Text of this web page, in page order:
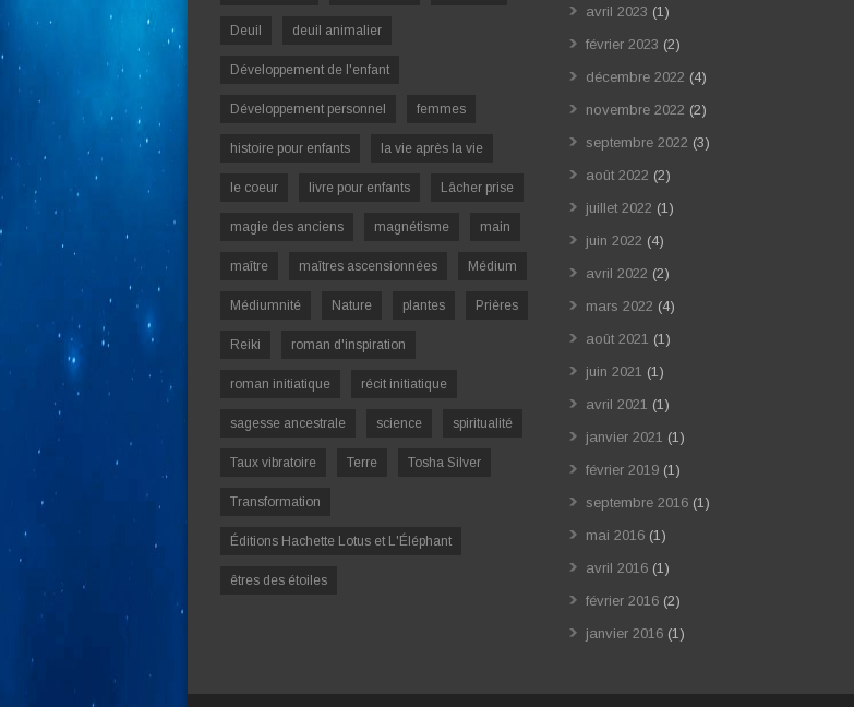
Deuil deuil animalier
Développement de l'enfant
Développement personnel femmes
histoire pour enfants la vie après la vie
le coeur livre pour enfants Lâcher prise
magie des anciens magnétisme main
maître maîtres ascensionnées Médium
Médiumnité Nature plantes Prières
Reiki roman d'inspiration
roman initiatique récit initiatique
sagesse ancestrale science spiritualité
Taux vibratoire Terre Tosha Silver
Transformation
Éditions Hachette Lotus et L'Éléphant
êtres des étoiles
avril 2023 (1)
février 2023 (2)
décembre 2022 (4)
novembre 2022 (2)
septembre 2022 (3)
août 2022 (2)
juillet 2022 (1)
juin 2022 (4)
avril 2022 (2)
mars 2022 (4)
août 2021 (1)
juin 2021 (1)
avril 2021 (1)
janvier 2021 (1)
février 2019(1)
septembre 2016(1)
mai 2016(1)
avril 2016(1)
février 2016(2)
janvier 2016(1)